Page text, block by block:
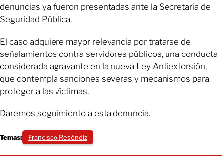
denuncias ya fueron presentadas ante la Secretaría de
Seguridad Pública.
El caso adquiere mayor relevancia por tratarse de
señalamientos contra servidores públicos, una conducta
considerada agravante en la nueva Ley Antiextorsión,
que contempla sanciones severas y mecanismos para
proteger a las víctimas.
Daremos seguimiento a esta denuncia.
Temas: Francisco Reséndiz